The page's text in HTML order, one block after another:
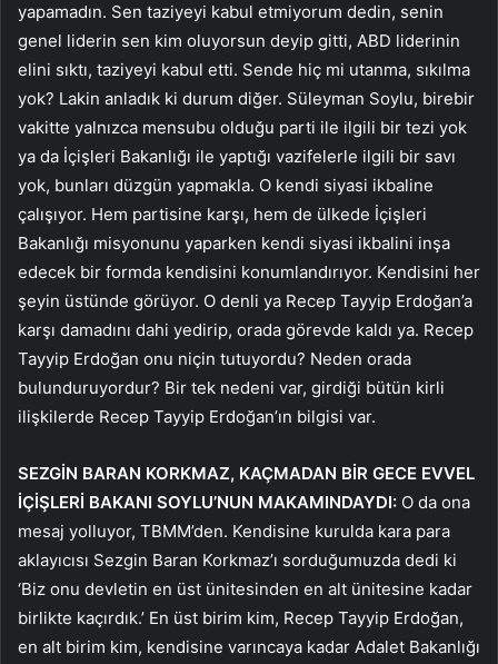
yapamadın. Sen taziyeyi kabul etmiyorum dedin, senin
genel liderin sen kim oluyorsun deyip gitti, ABD liderinin
elini sıktı, taziyeyi kabul etti. Sende hiç mi utanma, sıkılma
yok? Lakin anladık ki durum diğer. Süleyman Soylu, birebir
vakitte yalnızca mensubu olduğu parti ile ilgili bir tezi yok
ya da İçişleri Bakanlığı ile yaptığı vazifelerle ilgili bir savı
yok, bunları düzgün yapmakla. O kendi siyasi ikbaline
çalışıyor. Hem partisine karşı, hem de ülkede İçişleri
Bakanlığı misyonunu yaparken kendi siyasi ikbalini inşa
edecek bir formda kendisini konumlandırıyor. Kendisini her
şeyin üstünde görüyor. O denli ya Recep Tayyip Erdoğan’a
karşı damadını dahi yedirip, orada görevde kaldı ya. Recep
Tayyip Erdoğan onu niçin tutuyordu? Neden orada
bulunduruyordur? Bir tek nedeni var, girdiği bütün kirli
ilişkilerde Recep Tayyip Erdoğan’ın bilgisi var.
SEZGİN BARAN KORKMAZ, KAÇMADAN BİR GECE EVVEL
İÇİŞLERİ BAKANI SOYLU’NUN MAKAMINDAYDI: O da ona
mesaj yolluyor, TBMM’den. Kendisine kurulda kara para
aklayıcısı Sezgin Baran Korkmaz’ı sorduğumuzda dedi ki
‘Biz onu devletin en üst ünitesinden en alt ünitesine kadar
birlikte kaçırdık.’ En üst birim kim, Recep Tayyip Erdoğan,
en alt birim kim, kendisine varıncaya kadar Adalet Bakanlığı